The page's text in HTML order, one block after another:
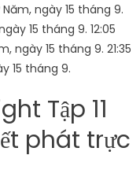
ngày 15 tháng 9.
15 tháng 9. 12:05
ngày 15 tháng 9. 21:35
15 tháng 9.
Tập 11
phát trực